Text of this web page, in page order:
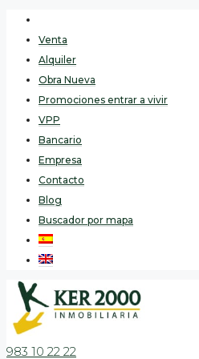
Venta
Alquiler
Obra Nueva
Promociones entrar a vivir
VPP
Bancario
Empresa
Contacto
Blog
Buscador por mapa
983 10 22 22